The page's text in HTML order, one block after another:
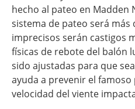
hecho al pateo en Madden
sistema de pateo será más
imprecisos serán castigos
físicas de rebote del balón
sido ajustadas para que
ayuda a prevenir el
velocidad del viente